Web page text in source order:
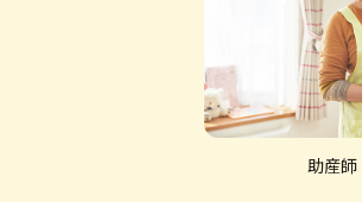
2023/3
2023/3
2023/4
助産師